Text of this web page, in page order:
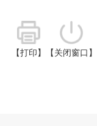
【打印】 【关闭窗口】